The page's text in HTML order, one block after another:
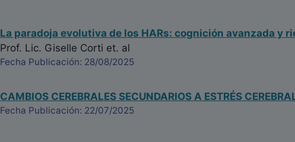
La paradoja evolutiva de los HARs: cognición avanzada y
Prof. Lic. Giselle Corti et. al
Fecha Publicación: 28/08/2025
CAMBIOS CEREBRALES SECUNDARIOS A ESTRÉS
Fecha Publicación: 22/07/2025